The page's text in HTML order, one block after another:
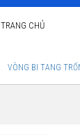
TRANG CHỦ
VÒNG BI TANG